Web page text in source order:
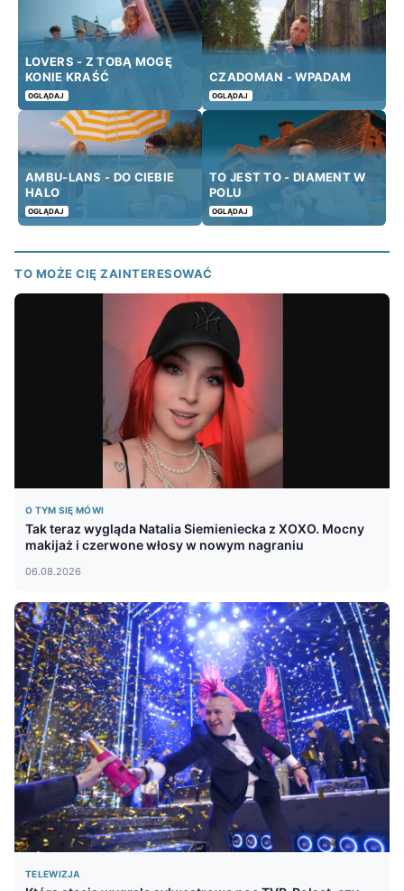
LOVERS - Z TOBĄ MOGĘ
KONIE KRAŚĆ
OGLĄDAJ
CZADOMAN - WPADAM
OGLĄDAJ
AMBU-LANS - DO CIEBIE
HALO
OGLĄDAJ
TO JEST TO - DIAMENT W
POLU
OGLĄDAJ
TO MOŻE CIĘ ZAINTERESOWAĆ
O TYM SIĘ MÓWI
Tak teraz wygląda Natalia Siemieniecka z XOXO. Mocny
makijaż i czerwone włosy w nowym nagraniu
06.08.2026
TELEWIZJA